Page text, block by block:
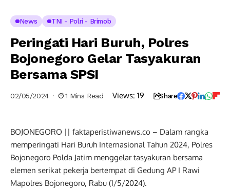
News TNI - Polri - Brimob
Peringati Hari Buruh, Polres
Bojonegoro Gelar Tasyakuran
Bersama SPSI
02/05/2024 1 Mins Read Views: 19 Share
BOJONEGORO || faktaperistiwanews.co – Dalam rangka
memperingati Hari Buruh Internasional Tahun 2024, Polres
Bojonegoro Polda Jatim menggelar tasyakuran bersama
elemen serikat pekerja bertempat di Gedung AP I Rawi
Mapolres Bojonegoro, Rabu (1/5/2024).